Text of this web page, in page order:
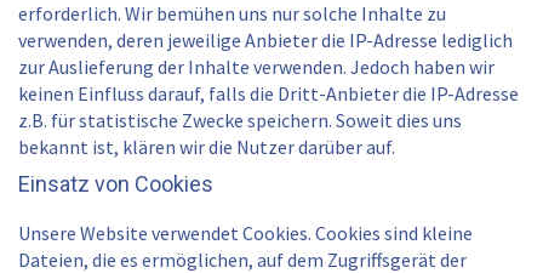
erforderlich. Wir bemühen uns nur solche Inhalte zu
verwenden, deren jeweilige Anbieter die IP-Adresse lediglich
zur Auslieferung der Inhalte verwenden. Jedoch haben wir
keinen Einfluss darauf, falls die Dritt-Anbieter die IP-Adresse
z.B. für statistische Zwecke speichern. Soweit dies uns
bekannt ist, klären wir die Nutzer darüber auf.
Einsatz von Cookies
Unsere Website verwendet Cookies. Cookies sind kleine
Dateien, die es ermöglichen, auf dem Zugriffsgerät der